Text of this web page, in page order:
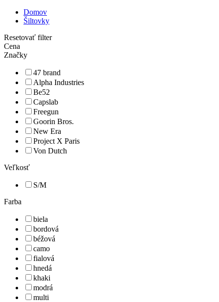
Domov
Šiltovky
Resetovať filter
Cena
Značky
47 brand
Alpha Industries
Be52
Capslab
Freegun
Goorin Bros.
New Era
Project X Paris
Von Dutch
Veľkosť
S/M
Farba
biela
bordová
béžová
camo
fialová
hnedá
khaki
modrá
multi